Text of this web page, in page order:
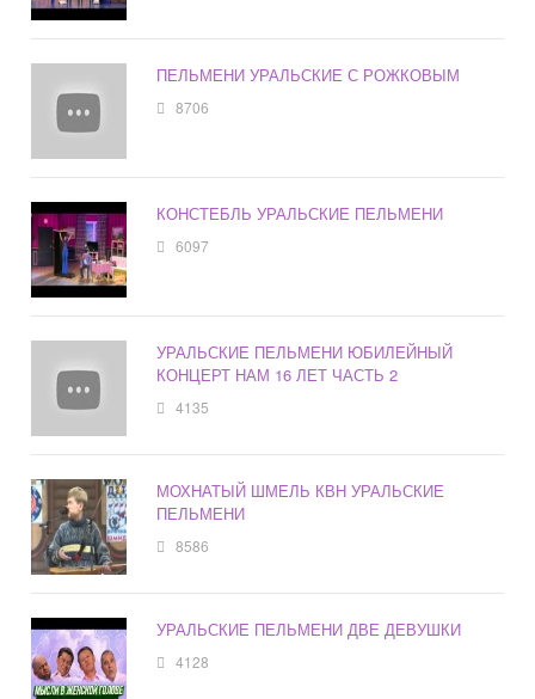
ПЕЛЬМЕНИ УРАЛЬСКИЕ С РОЖКОВЫМ
8706
КОНСТЕБЛЬ УРАЛЬСКИЕ ПЕЛЬМЕНИ
6097
УРАЛЬСКИЕ ПЕЛЬМЕНИ ЮБИЛЕЙНЫЙ
КОНЦЕРТ НАМ 16 ЛЕТ ЧАСТЬ 2
4135
МОХНАТЫЙ ШМЕЛЬ КВН УРАЛЬСКИЕ
ПЕЛЬМЕНИ
8586
УРАЛЬСКИЕ ПЕЛЬМЕНИ ДВЕ ДЕВУШКИ
4128